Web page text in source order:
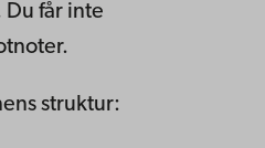
Du får inte
struktur: